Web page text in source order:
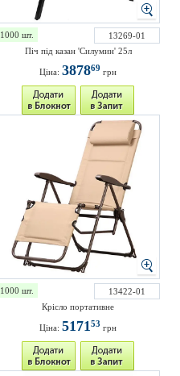
1000 шт.
13269-01
Піч під казан 'Силумин' 25л
Ціна: 387869 грн
1000 шт.
13422-01
Крісло портативне
Ціна: 517153 грн